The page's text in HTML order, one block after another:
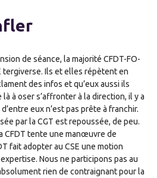
de séance, la majorité CFDT-FO-
tergiverse. Ils et elles répètent en
des infos et qu’eux aussi ils
à oser s’affronter à la direction, il y a
eux n’est pas prête à franchir.
par la CGT est repoussée, de peu.
CFDT tente une manœuvre de
fait adopter au CSE une motion
Nous ne participons pas au
rien de contraignant pour la